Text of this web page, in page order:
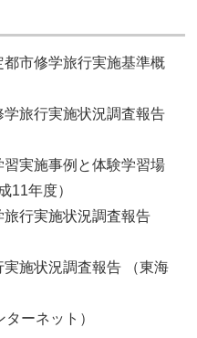
市修学旅行実施基準概
旅行実施状況調査報告
実施事例と体験学習場
11年度）
行実施状況調査報告
施状況調査報告 （東海
ーネット）